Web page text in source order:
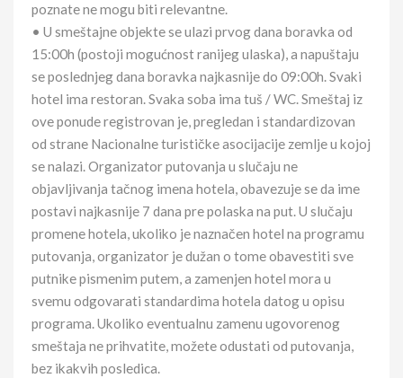
poznate ne mogu biti relevantne.
• U smeštajne objekte se ulazi prvog dana boravka od
15:00h (postoji mogućnost ranijeg ulaska), a napuštaju
se poslednjeg dana boravka najkasnije do 09:00h. Svaki
hotel ima restoran. Svaka soba ima tuš / WC. Smeštaj iz
ove ponude registrovan je, pregledan i standardizovan
od strane Nacionalne turističke asocijacije zemlje u kojoj
se nalazi. Organizator putovanja u slučaju ne
objavljivanja tačnog imena hotela, obavezuje se da ime
postavi najkasnije 7 dana pre polaska na put. U slučaju
promene hotela, ukoliko je naznačen hotel na programu
putovanja, organizator je dužan o tome obavestiti sve
putnike pismenim putem, a zamenjen hotel mora u
svemu odgovarati standardima hotela datog u opisu
programa. Ukoliko eventualnu zamenu ugovorenog
smeštaja ne prihvatite, možete odustati od putovanja,
bez ikakvih posledica.